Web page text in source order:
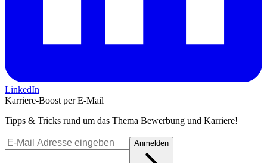
LinkedIn
Karriere-Boost per E-Mail
Tipps & Tricks rund um das Thema Bewerbung und Karriere!
Anmelden